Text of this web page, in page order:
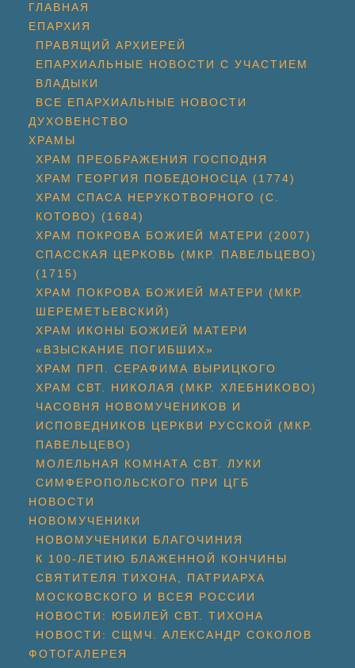
ГЛАВНАЯ
ЕПАРХИЯ
ПРАВЯЩИЙ АРХИЕРЕЙ
ЕПАРХИАЛЬНЫЕ НОВОСТИ С УЧАСТИЕМ
ВЛАДЫКИ
ВСЕ ЕПАРХИАЛЬНЫЕ НОВОСТИ
ДУХОВЕНСТВО
ХРАМЫ
ХРАМ ПРЕОБРАЖЕНИЯ ГОСПОДНЯ
ХРАМ ГЕОРГИЯ ПОБЕДОНОСЦА (1774)
ХРАМ СПАСА НЕРУКОТВОРНОГО (С.
КОТОВО) (1684)
ХРАМ ПОКРОВА БОЖИЕЙ МАТЕРИ (2007)
СПАССКАЯ ЦЕРКОВЬ (МКР. ПАВЕЛЬЦЕВО)
(1715)
ХРАМ ПОКРОВА БОЖИЕЙ МАТЕРИ (МКР.
ШЕРЕМЕТЬЕВСКИЙ)
ХРАМ ИКОНЫ БОЖИЕЙ МАТЕРИ
«ВЗЫСКАНИЕ ПОГИБШИХ»
ХРАМ ПРП. СЕРАФИМА ВЫРИЦКОГО
ХРАМ СВТ. НИКОЛАЯ (МКР. ХЛЕБНИКОВО)
ЧАСОВНЯ НОВОМУЧЕНИКОВ И
ИСПОВЕДНИКОВ ЦЕРКВИ РУССКОЙ (МКР.
ПАВЕЛЬЦЕВО)
МОЛЕЛЬНАЯ КОМНАТА СВТ. ЛУКИ
СИМФЕРОПОЛЬСКОГО ПРИ ЦГБ
НОВОСТИ
НОВОМУЧЕНИКИ
НОВОМУЧЕНИКИ БЛАГОЧИНИЯ
К 100-ЛЕТИЮ БЛАЖЕННОЙ КОНЧИНЫ
СВЯТИТЕЛЯ ТИХОНА, ПАТРИАРХА
МОСКОВСКОГО И ВСЕЯ РОССИИ
НОВОСТИ: ЮБИЛЕЙ СВТ. ТИХОНА
НОВОСТИ: СЩМЧ. АЛЕКСАНДР СОКОЛОВ
ФОТОГАЛЕРЕЯ